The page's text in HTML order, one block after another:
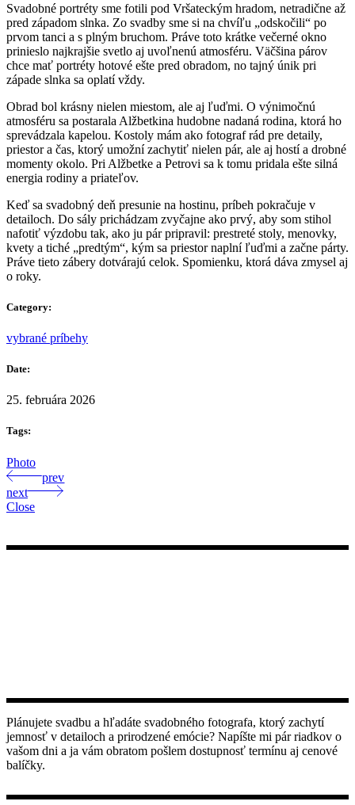
Svadobné portréty sme fotili pod Vršateckým hradom, netradične až
pred západom slnka. Zo svadby sme si na chvíľu „odskočili“ po
prvom tanci a s plným bruchom. Práve toto krátke večerné okno
prinieslo najkrajšie svetlo aj uvoľnenú atmosféru. Väčšina párov
chce mať portréty hotové ešte pred obradom, no tajný únik pri
západe slnka sa oplatí vždy.
Obrad bol krásny nielen miestom, ale aj ľuďmi. O výnimočnú
atmosféru sa postarala Alžbetkina hudobne nadaná rodina, ktorá ho
sprevádzala kapelou. Kostoly mám ako fotograf rád pre detaily,
priestor a čas, ktorý umožní zachytiť nielen pár, ale aj hostí a drobné
momenty okolo. Pri Alžbetke a Petrovi sa k tomu pridala ešte silná
energia rodiny a priateľov.
Keď sa svadobný deň presunie na hostinu, príbeh pokračuje v
detailoch. Do sály prichádzam zvyčajne ako prvý, aby som stihol
nafotiť výzdobu tak, ako ju pár pripravil: prestreté stoly, menovky,
kvety a tiché „predtým“, kým sa priestor naplní ľuďmi a začne párty.
Práve tieto zábery dotvárajú celok. Spomienku, ktorá dáva zmysel aj
o roky.
Category:
vybrané príbehy
Date:
25. februára 2026
Tags:
Photo
prev
next
Close
Plánujete svadbu a hľadáte svadobného fotografa, ktorý zachytí
jemnosť v detailoch a prirodzené emócie? Napíšte mi pár riadkov o
vašom dni a ja vám obratom pošlem dostupnosť termínu aj cenové
balíčky.